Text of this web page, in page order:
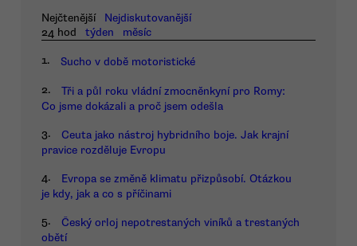
Nejčtenější
Nejdiskutovanější
24 hod
týden měsíc
1. Sucho v době motoristické
2.
Tři a půl roku vládní zmocněnkyní pro Romy:
Co jsme dokázali a proč jsem odešla
3.
Ceuta jako nástroj hybridního boje. Jak krajní
pravice rozděluje Evropu
4.
Evropa se změně klimatu přizpůsobí. Otázkou
je kdy, jak a co s příčinami
5.
Český orloj nepotrestaných viníků a trestaných
obětí